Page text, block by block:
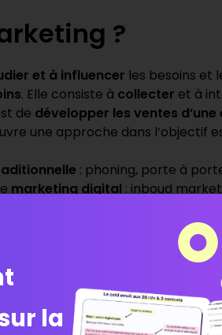
?
et à influencer les besoins et
. Elle consiste à collecter et à
de développer les ventes
une approche dans l’objectif
: phoning, porte à
marketing digital : inboud
ou qualitatives permettent
la